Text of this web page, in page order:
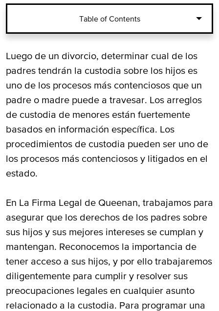
Table of Contents
Luego de un divorcio, determinar cual de los
padres tendrán la custodia sobre los hijos es
uno de los procesos más contenciosos que un
padre o madre puede a travesar. Los arreglos
de custodia de menores están fuertemente
basados en información específica. Los
procedimientos de custodia pueden ser uno de
los procesos más contenciosos y litigados en el
estado.
En La Firma Legal de Queenan, trabajamos para
asegurar que los derechos de los padres sobre
sus hijos y sus mejores intereses se cumplan y
mantengan. Reconocemos la importancia de
tener acceso a sus hijos, y por ello trabajaremos
diligentemente para cumplir y resolver sus
preocupaciones legales en cualquier asunto
relacionado a la custodia. Para programar una